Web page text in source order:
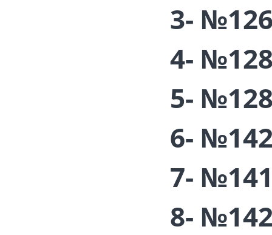
3-
4-
5-
6-
7-
8-